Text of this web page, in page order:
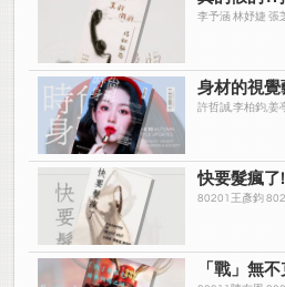
李予涵 林妤婕 張
身材的視覺
許哲誠,李柏鈞,姜
快要髮瘋了!
80201王彥鈞
「戰」無